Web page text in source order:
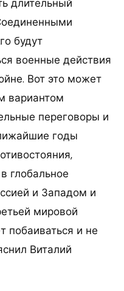
длительный
будут
военные действия
Вот это может
вариантом
переговоры и
годы
глобальное
и Западом и
мировой
побаиваться и не
Виталий